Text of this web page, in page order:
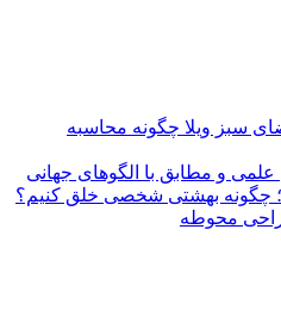
چگونه محاسبه
با الگوهای جهانی
بهشتی شخصی خلق کنیم؟